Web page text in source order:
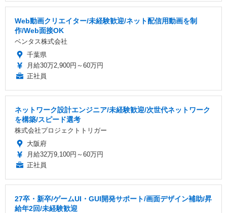
Web動画クリエイター/未経験歓迎/ネット配信用動画を制
作/Web面接OK
ベンタス株式会社
千葉県
月給30万2,900円～60万円
正社員
ネットワーク設計エンジニア/未経験歓迎/次世代ネットワーク
を構築/スピード選考
株式会社プロジェクトトリガー
大阪府
月給32万9,100円～60万円
正社員
27卒・新卒/ゲームUI・GUI開発サポート/画面デザイン補助/昇
給年2回/未経験歓迎